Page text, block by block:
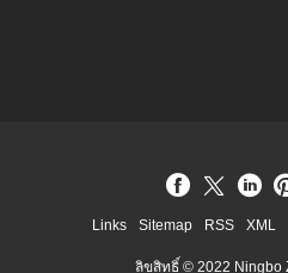
Links Sitemap RSS XML
ลิขสิทธิ์ © 2022 Ningbo